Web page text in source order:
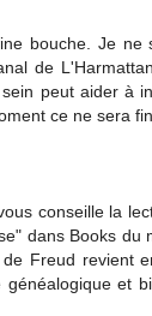
bouche. Je
de
peut aider à
ce ne sera
conseille la
dans Books du
Freud revient
et